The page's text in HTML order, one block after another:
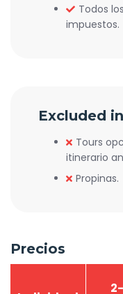
Todos
impuestos.
Excluded
Tours
itinerario
Propinas.
Precios